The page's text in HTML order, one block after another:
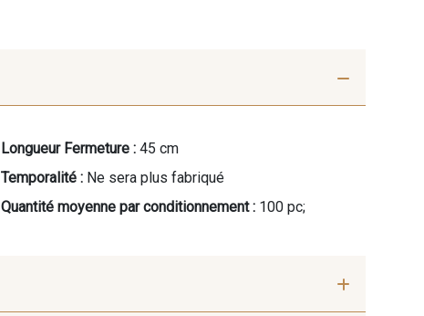
Longueur Fermeture : 45 cm
Temporalité : Ne sera plus fabriqué
Quantité moyenne par conditionnement : 100 pc;